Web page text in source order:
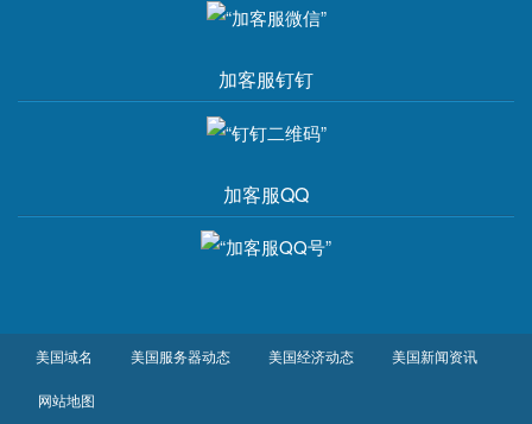
加客服钉钉
加客服QQ
美国域名 美国服务器动态 美国经济动态 美国新闻资讯
网站地图